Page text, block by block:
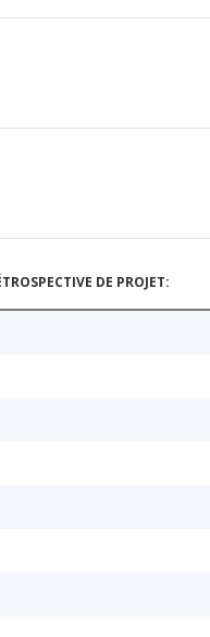
DE PROJET: